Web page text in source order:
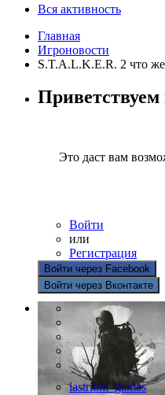
Вся активность
Главная
Игроновости
S.T.A.L.K.E.R. 2 что же
Это даст вам
Войти
или
Регистрация
Войти через Facebook
Войти через Вконтакте
lastrium_games